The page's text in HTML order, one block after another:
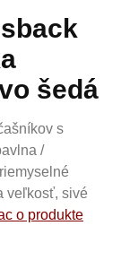
šedá
s
/
veľkosť, sivé
o produkte